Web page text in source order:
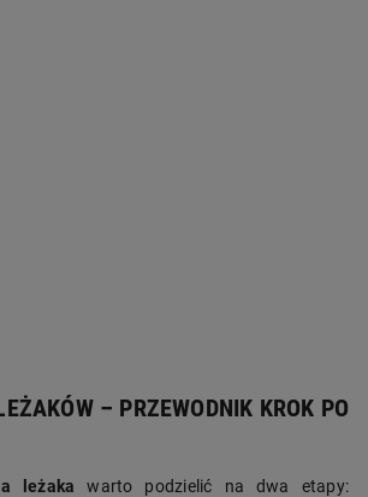
– PRZEWODNIK KROK PO
leżaka warto podzielić na dwa etapy: